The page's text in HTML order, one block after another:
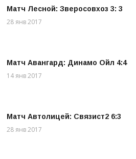
Матч Лесной: Зверосовхоз 3: 3
28 янв 2017
Матч Авангард: Динамо Ойл 4:4
14 янв 2017
Матч Автолицей: Связист2 6:3
28 янв 2017